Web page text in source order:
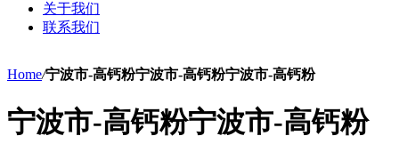
关于我们
联系我们
Home/宁波市-高钙粉宁波市-高钙粉宁波市-高钙粉
宁波市-高钙粉宁波市-高钙粉